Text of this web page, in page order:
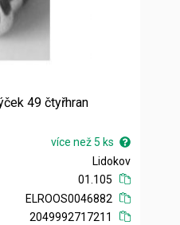
49 čtyřhran
více než 5 ks
Lidokov
01.105
ELROOS0046882
2049992717211